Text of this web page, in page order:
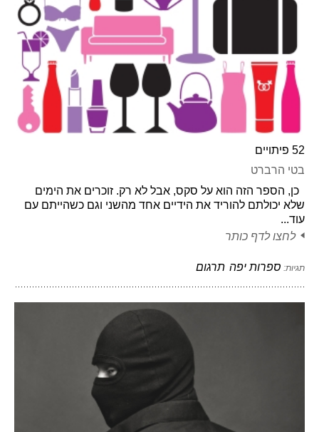
52 פיתויים
בטי הרברט
כן, הספר הזה הוא על סקס, אבל לא רק. זוכרים את הימים
שלא יכולתם להוריד את הידיים אחד מהשני וגם כשהייתם עם
עוד...
לחצו לדף כותר
תגיות: ספרות יפה תרגום